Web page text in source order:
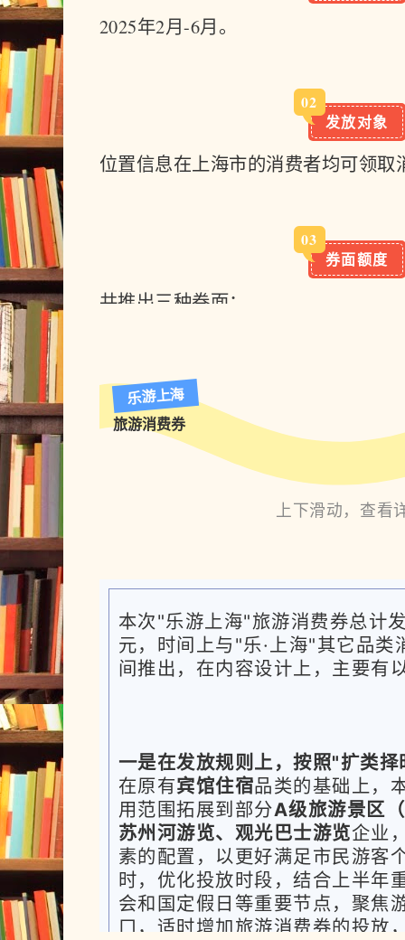
2025年2月-6月。
02
发放对象
位置信息在上海市的消费者均可领取
03
券面额度
共推出三种券面：
90元面额，餐饮消费满300元每次抵
180元面额，餐饮消费满500元每次抵
400元面额，餐饮消费满1000元每次
0 4
采用"在线报名、摇号中签"方式。具
报名安排将另行公告。
在线报名
陆相关支付平台APP或小程序，
券面额。报名领券需授权消费者
名、地理位置等信息，通过位置信
海、手机号是否已报名来确定消费
第一轮消费者报名领券时间为
月24日（周一）。
乐游上海
旅游消费券
上下滑动，查看
本次"乐游上海"旅游消费券总计
元，时间上与"乐·上海"其它品
间推出，在内容设计上，主要有
一是在发放规则上，按照"扩类
在原有宾馆住宿品类的基础上，
用范围拓展到部分A级旅游景区
苏州河游览、观光巴士游览企业
素的配置，以更好满足市民游客
时，优化投放时段，结合上半年
会和国定假日等重要节点，聚焦
口，适时增加旅游消费券的投放